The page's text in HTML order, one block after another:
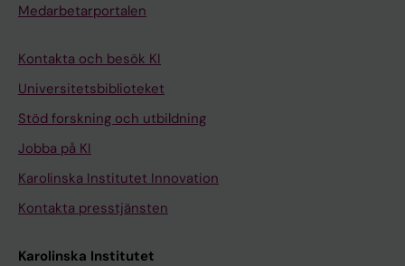
Medarbetarportalen
Kontakta och besök KI
Universitetsbiblioteket
Stöd forskning och utbildning
Jobba på KI
Karolinska Institutet Innovation
Kontakta presstjänsten
Karolinska Institutet